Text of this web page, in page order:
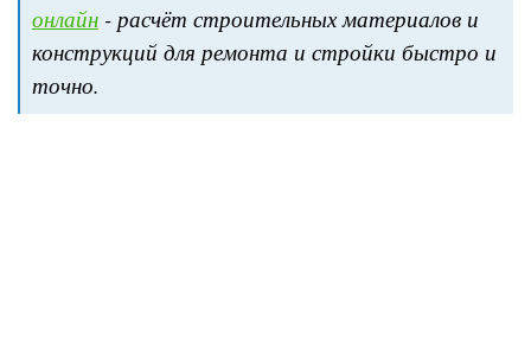
онлайн - расчёт строительных материалов и
конструкций для ремонта и стройки быстро и
точно.